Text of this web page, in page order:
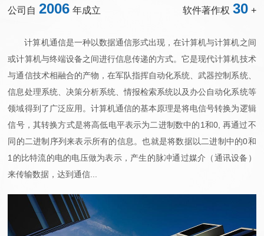
公司自 2006 年成立 软件著作权 30 +
计算机通信是一种以数据通信形式出现，在计算机与计算机之间
或计算机与终端设备之间进行信息传递的方式。它是现代计算机技术
与通信技术相融合的产物，在军队指挥自动化系统、武器控制系统、
信息处理系统、决策分析系统、情报检索系统以及办公自动化系统等
领域得到了广泛应用。计算机通信的基本原理是将电信号转换为逻辑
信号，其转换方式是将高低电平表示为二进制数中的1和0, 再通过不
同的二进制序列来表示所有的信息。也就是将数据以二进制中的0和
1的比特流的电的电压做为表示，产生的脉冲通过媒介（通讯设备）
来传输数据，达到通信...